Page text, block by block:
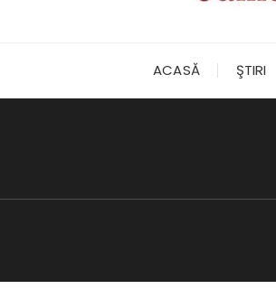
ACASĂ ŞTIRI